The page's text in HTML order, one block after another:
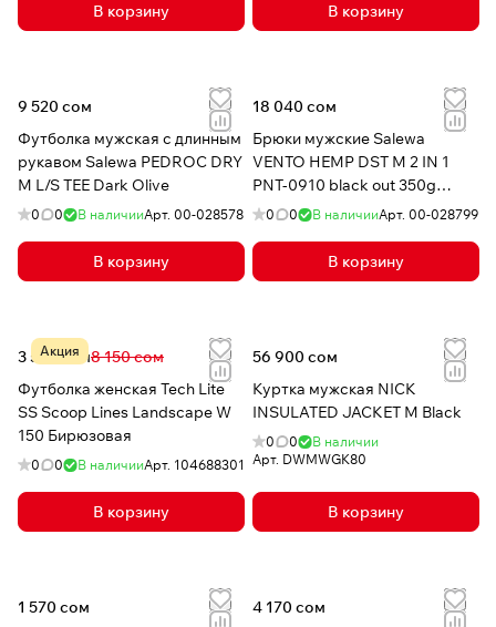
В корзину В корзину
9 520 сом
Футболка мужская с длинным
рукавом Salewa PEDROC DRY
M L/S TEE Dark Olive
0 0 В наличииАрт. 00-028578
В корзину
18 040 сом
Брюки мужские Salewa
VENTO HEMP DST M 2 IN 1
PNT-0910 black out 350g
polyester
0 0 В наличииАрт. 00-028799
В корзину
Акция
3 579 сом8 150 сом
Футболка женская Tech Lite
SS Scoop Lines Landscape W
150 Бирюзовая
0 0 В наличииАрт. 104688301
В корзину
56 900 сом
Куртка мужская NICK
INSULATED JACKET M Black
0 0
В наличии
Арт. DWMWGK80
В корзину
1 570 сом
4 170 сом